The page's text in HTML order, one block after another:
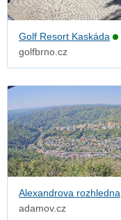
Golf Resort Kaskáda
golfbrno.cz
Alexandrova rozhledna
adamov.cz